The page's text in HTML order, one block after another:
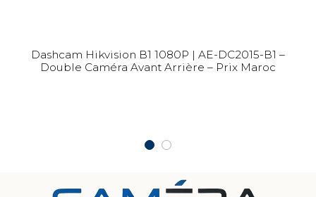
Dashcam Hikvision B1 1080P | AE-DC2015-B1 –
Double Caméra Avant Arrière – Prix Maroc